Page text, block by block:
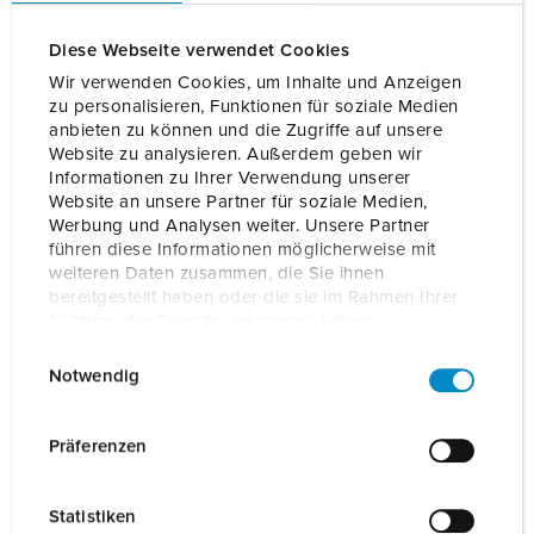
Diese Webseite verwendet Cookies
Wir verwenden Cookies, um Inhalte und Anzeigen
zu personalisieren, Funktionen für soziale Medien
anbieten zu können und die Zugriffe auf unsere
Website zu analysieren. Außerdem geben wir
Informationen zu Ihrer Verwendung unserer
Website an unsere Partner für soziale Medien,
Werbung und Analysen weiter. Unsere Partner
führen diese Informationen möglicherweise mit
weiteren Daten zusammen, die Sie ihnen
bereitgestellt haben oder die sie im Rahmen Ihrer
Notwendig
Präferenzen
Statistiken
AMTRON® Professional – die Wallbox für das
professionelle Laden
AMTRON® Professional Wallboxen sind perfekt auf die
Anforderungen im halböffentlichen Bereich, wie zum
Beispiel auf Firmen- oder Kundenparkplätzen,
Umsetzung anforderungsgerechter Abrechnung,
rechtssichere Stromabrechnung. Sie können über LAN